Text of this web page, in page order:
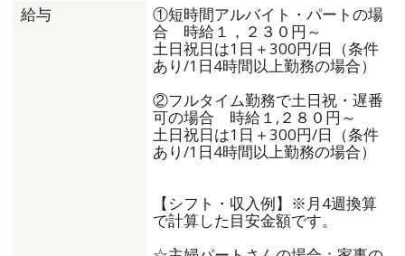
給与
①短時間アルバイト・パートの場
合 時給１，２３０円～
土日祝日は1日＋300円/日（条件
あり/1日4時間以上勤務の場合）
②フルタイム勤務で土日祝・遅番
可の場合 時給１,２８０円～
土日祝日は1日＋300円/日（条件
あり/1日4時間以上勤務の場合）
【シフト・収入例】※月4週換算
で計算した目安金額です。